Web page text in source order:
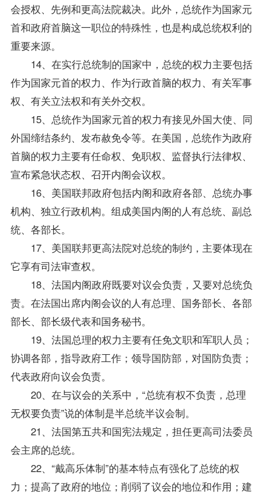
会授权、先例和更高法院裁决。此外，总统作为国家元
首和政府首脑这一职位的特殊性，也是构成总统权利的
重要来源。
14、在实行总统制的国家中，总统的权力主要包括
作为国家元首的权力、作为行政首脑的权力、有关军事
权、有关立法权和有关外交权。
15、总统作为国家元首的权力有接见外国大使、同
外国缔结条约、发布赦免令等。在美国，总统作为政府
首脑的权力主要有任命权、免职权、监督执行法律权、
宣布紧急状态权、召开内阁会议权。
16、美国联邦政府包括内阁和政府各部、总统办事
机构、独立行政机构。组成美国内阁的人有总统、副总
统、各部长。
17、美国联邦更高法院对总统的制约，主要体现在
它享有司法审查权。
18、法国内阁政府既要对议会负责，又要对总统负
责。在法国出席内阁会议的人有总理、国务部长、各部
部长、部长级代表和国务秘书。
19、法国总理的权力主要有任免文职和军职人员；
协调各部， 指导政府工作；领导国防部，对国防负责；
代表政府向议会负责。
20、在与议会的关系中，“总统有权不负责，总理
无权要负责”说的体制是半总统半议会制。
21、法国第五共和国宪法规定，担任更高司法委员
会主席的总统。
22、“戴高乐体制”的基本特点有强化了总统的权
力；提高了政府的地位；削弱了议会的地位和作用；建